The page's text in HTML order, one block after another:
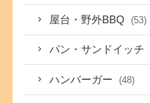
屋台・野外BBQ (53)
パン・サンドイッチ
ハンバーガー (48)